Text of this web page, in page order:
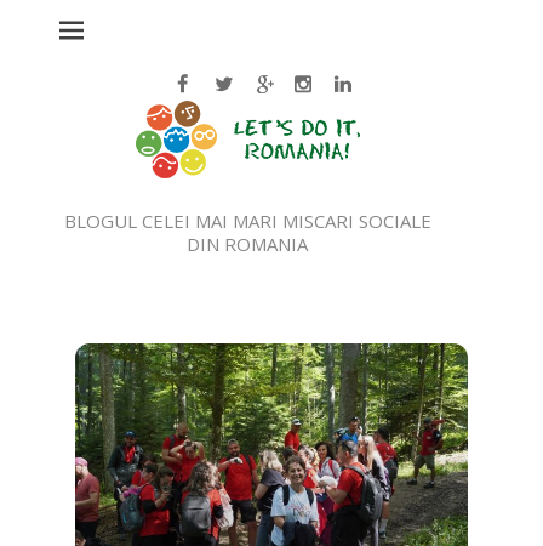
BLOGUL CELEI MAI MARI MISCARI SOCIALE
DIN ROMANIA